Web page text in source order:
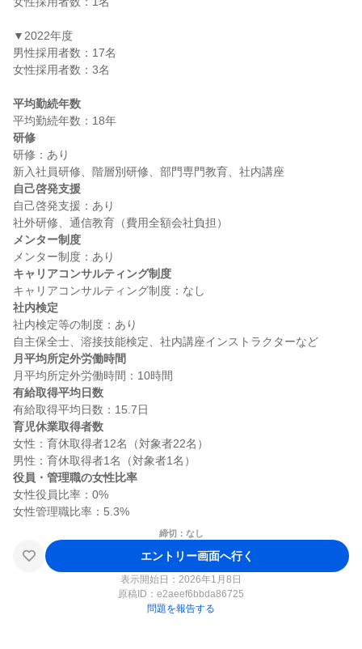
▼2022年度
男性採用者数：17名
女性採用者数：3名
平均勤続年数
研修
研修：あり
自己啓発支援
自己啓発支援：あり
メンター制度
キャリアコンサルティング制度
社内検定
社内検定等の制度：あり
月平均所定外労働時間
有給取得平均日数
育児休業取得者数
女性：育休取得者12名（対象者22名）
役員・管理職の女性比率
女性役員比率：0%
締切：なし
エントリー画面へ行く
表示開始日：2026年1月8日
原稿ID： e2aeef6bbda86725
問題を報告する